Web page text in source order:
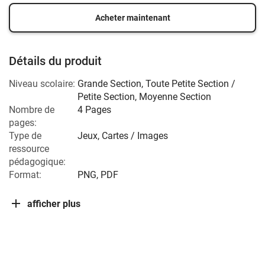
Acheter maintenant
Détails du produit
Niveau scolaire: Grande Section, Toute Petite Section /
Petite Section, Moyenne Section
Nombre de
pages:
4 Pages
Type de
ressource
pédagogique:
Jeux, Cartes / Images
Format: PNG, PDF
afficher plus